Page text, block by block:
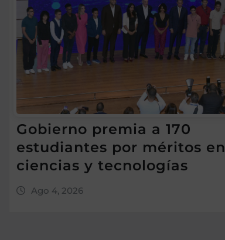
Gobierno premia a 170
estudiantes por méritos en
ciencias y tecnologías
Ago 4, 2026